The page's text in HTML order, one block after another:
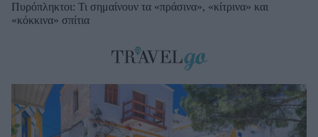
Πυρόπληκτοι: Τι σημαίνουν τα «πράσινα», «κίτρινα» και
«κόκκινα» σπίτια